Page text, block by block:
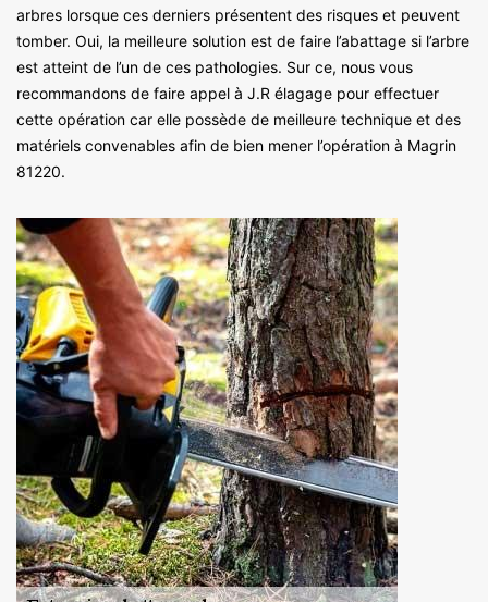
arbres lorsque ces derniers présentent des risques et peuvent
tomber. Oui, la meilleure solution est de faire l’abattage si l’arbre
est atteint de l’un de ces pathologies. Sur ce, nous vous
recommandons de faire appel à J.R élagage pour effectuer
cette opération car elle possède de meilleure technique et des
matériels convenables afin de bien mener l’opération à Magrin
81220.